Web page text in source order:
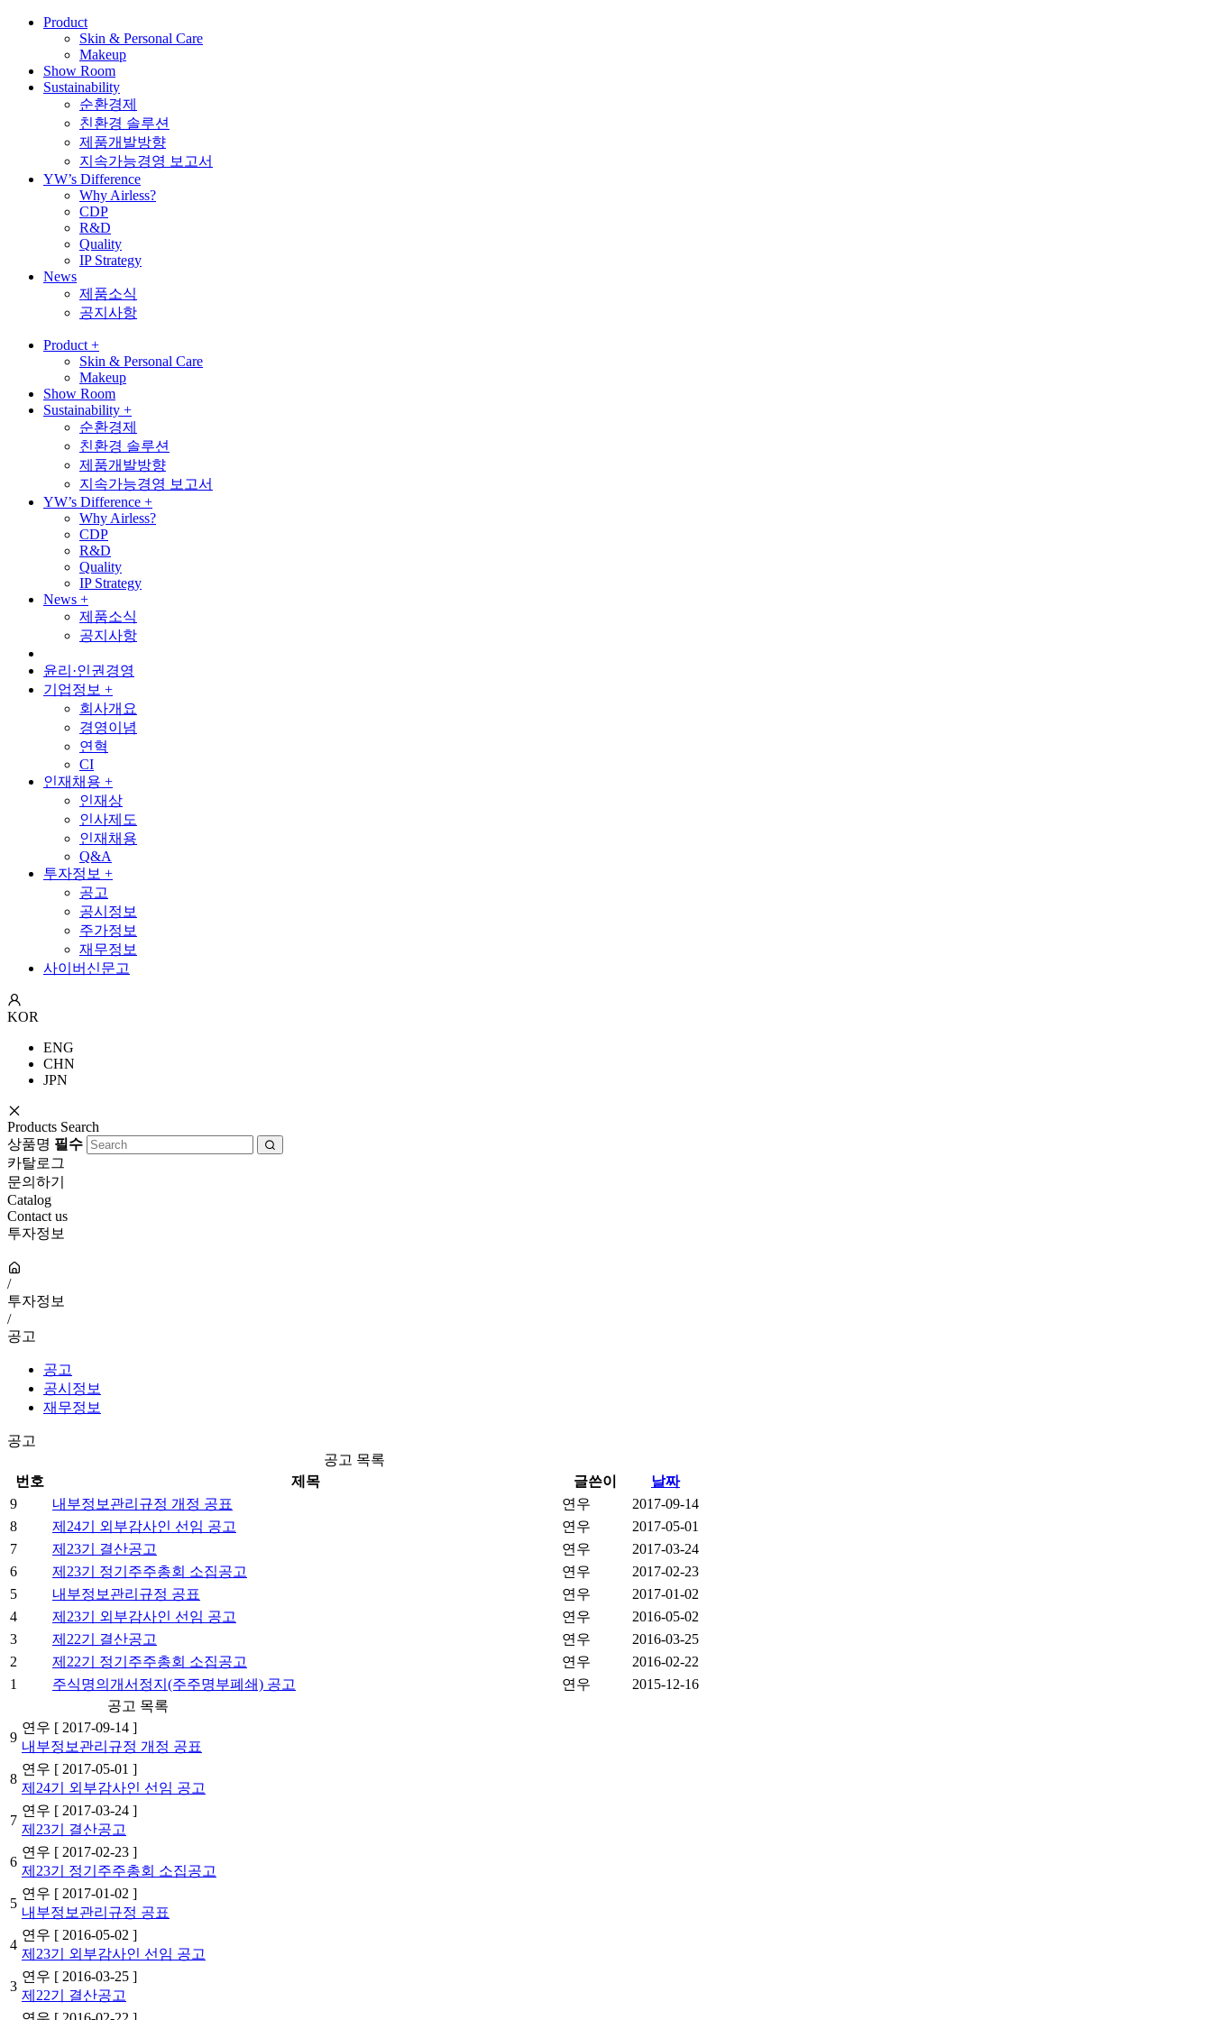
Product
Skin & Personal Care
Makeup
Show Room
Sustainability
순환경제
친환경 솔루션
제품개발방향
지속가능경영 보고서
YW’s Difference
Why Airless?
CDP
R&D
Quality
IP Strategy
News
제품소식
공지사항
Product +
Skin & Personal Care
Makeup
Show Room
Sustainability +
순환경제
친환경 솔루션
제품개발방향
지속가능경영 보고서
YW’s Difference +
Why Airless?
CDP
R&D
Quality
IP Strategy
News +
제품소식
공지사항
윤리·인권경영
기업정보 +
회사개요
경영이념
연혁
CI
인재채용 +
인재상
인사제도
인재채용
Q&A
투자정보 +
공고
공시정보
주가정보
재무정보
사이버신문고
KOR
ENG
CHN
JPN
Products Search
상품명 필수
카탈로그
문의하기
Catalog
Contact us
투자정보
/
투자정보
/
공고
공고
공시정보
재무정보
공고
공고 목록
번호
제목 글쓴이
날짜
9
내부정보관리규정 개정 공표 연우
2017-09-14
8
제24기 외부감사인 선임 공고 연우
2017-05-01
7
제23기 결산공고 연우
2017-03-24
6
제23기 정기주주총회 소집공고 연우
2017-02-23
5
내부정보관리규정 공표 연우
2017-01-02
4
제23기 외부감사인 선임 공고 연우
2016-05-02
3
제22기 결산공고 연우
2016-03-25
2
제22기 정기주주총회 소집공고 연우
2016-02-22
1
주식명의개서정지(주주명부폐쇄) 공고 연우
2015-12-16
공고 목록
9
연우 [ 2017-09-14 ]
내부정보관리규정 개정 공표
8
연우 [ 2017-05-01 ]
제24기 외부감사인 선임 공고
7
연우 [ 2017-03-24 ]
제23기 결산공고
6
연우 [ 2017-02-23 ]
제23기 정기주주총회 소집공고
5
연우 [ 2017-01-02 ]
내부정보관리규정 공표
4
연우 [ 2016-05-02 ]
제23기 외부감사인 선임 공고
3
연우 [ 2016-03-25 ]
제22기 결산공고